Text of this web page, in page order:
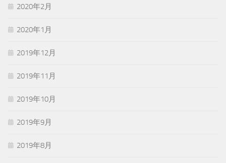
2020年2月
2020年1月
2019年12月
2019年11月
2019年10月
2019年9月
2019年8月